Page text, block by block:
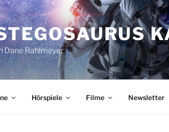
Dane Rahlmeyer
Hörspiele Filme Newsletter